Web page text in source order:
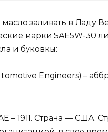
заливать в Ладу
марки SAE5W-30
и буковкы:
Engineers) –
– 1911. Страна — США.